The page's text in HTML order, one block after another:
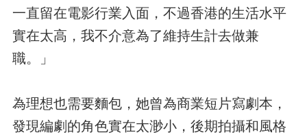
一直留在電影行業入面，不過香港的生活水平
實在太高，我不介意為了維持生計去做兼
職。」
為理想也需要麵包，她曾為商業短片寫劇本，
發現編劇的角色實在太渺小，後期拍攝和風格